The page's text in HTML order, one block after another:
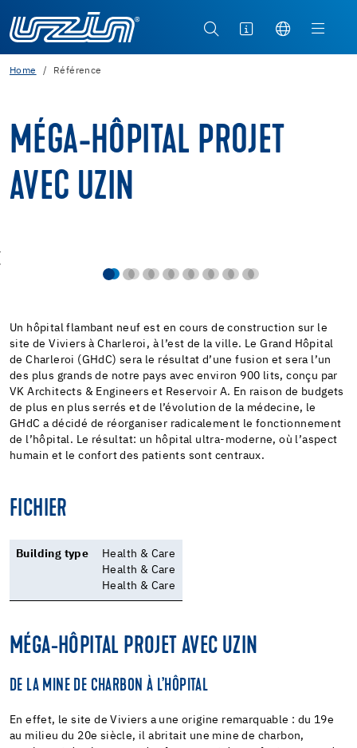
Home Référence
MÉGA-HÔPITAL PROJET
AVEC UZIN
Un hôpital flambant neuf est en cours de construction sur le
site de Viviers à Charleroi, à l’est de la ville. Le Grand Hôpital
de Charleroi (GHdC) sera le résultat d’une fusion et sera l’un
des plus grands de notre pays avec environ 900 lits, conçu par
VK Architects & Engineers et Reservoir A. En raison de budgets
de plus en plus serrés et de l’évolution de la médecine, le
GHdC a décidé de réorganiser radicalement le fonctionnement
de l’hôpital. Le résultat: un hôpital ultra-moderne, où l’aspect
humain et le confort des patients sont centraux.
FICHIER
Building type
Health & Care
Health & Care
Health & Care
MÉGA-HÔPITAL PROJET AVEC UZIN
DE LA MINE DE CHARBON À L’HÔPITAL
En effet, le site de Viviers a une origine remarquable : du 19e
au milieu du 20e siècle, il abritait une mine de charbon,